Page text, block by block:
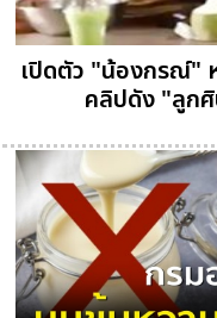
เปิดตัว "น้องกรณ์"
คลิปดัง "ลูก